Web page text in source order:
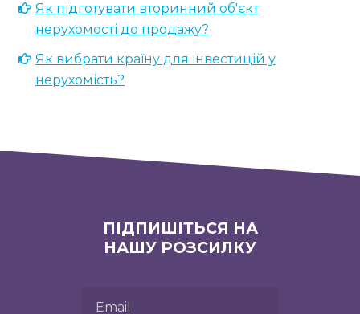
Як підготувати вторинний об'єкт
нерухомості до продажу?
Як вибрати країну для інвестицій у
нерухомість?
ПІДПИШІТЬСЯ НА
НАШУ РОЗСИЛКУ